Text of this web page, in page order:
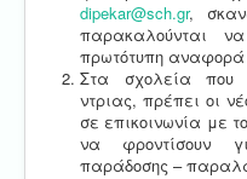
dipekar@sch.gr,
παρακαλούνται
πρωτότυπη
Στα σχολεία που
ντριας, πρέπει οι
σε επικοινωνία με
να φροντίσουν
παράδοσης –